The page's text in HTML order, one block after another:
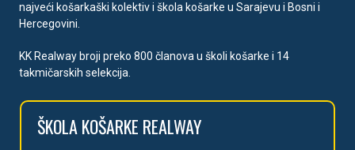
najveći košarkaški kolektiv i škola košarke u Sarajevu i Bosni i
Hercegovini.
KK Realway broji preko 800 članova u školi košarke i 14
takmičarskih selekcija.
ŠKOLA KOŠARKE REALWAY